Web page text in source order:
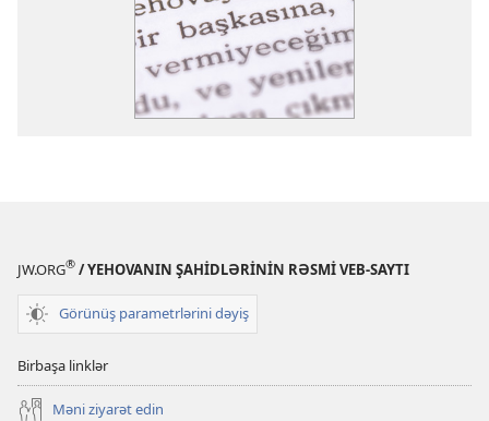
JW.ORG® / YEHOVANIN ŞAHİDLƏRİNİN RƏSMİ VEB-SAYTI
Görünüş parametrlərini dəyiş
Birbaşa linklər
Məni ziyarət edin